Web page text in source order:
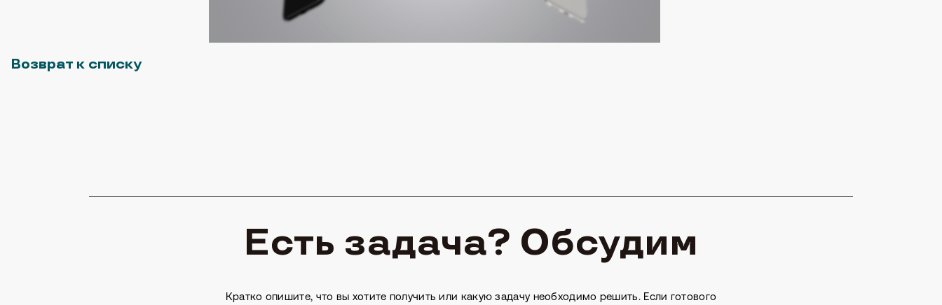
Возврат к списку
Есть задача? Обсудим
Кратко опишите, что вы хотите получить или какую задачу необходимо решить. Если готового